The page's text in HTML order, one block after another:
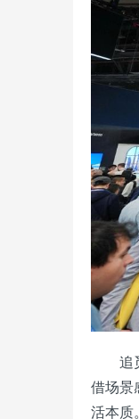
追
借场景
活本质